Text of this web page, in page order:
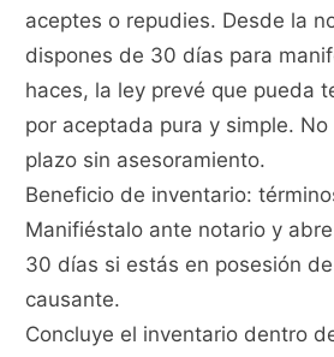
aceptes o repudies. Desde la
dispones de 30 días para
haces, la ley prevé que pueda
por aceptada pura y simple.
plazo sin asesoramiento.
Beneficio de inventario:
Manifiéstalo ante notario y
30 días si estás en posesión
causante.
Concluye el inventario dentro